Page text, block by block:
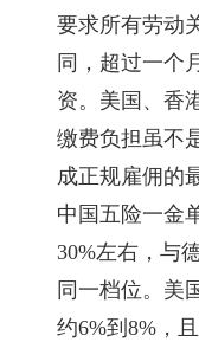
要求所有劳动
同，超过一个
资。美国、香
缴费负担虽不
成正规雇佣的
中国五险一金
30%左右，与
同一档位。美
约6%到8%，